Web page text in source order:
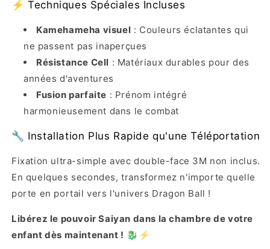
⚡ Techniques Spéciales Incluses
Kamehameha visuel : Couleurs éclatantes qui
ne passent pas inaperçues
Résistance Cell : Matériaux durables pour des
années d'aventures
Fusion parfaite : Prénom intégré
harmonieusement dans le combat
🔧 Installation Plus Rapide qu'une Téléportation
Fixation ultra-simple avec double-face 3M non inclus.
En quelques secondes, transformez n'importe quelle
porte en portail vers l'univers Dragon Ball !
Libérez le pouvoir Saiyan dans la chambre de votre
enfant dès maintenant ! 🐉⚡